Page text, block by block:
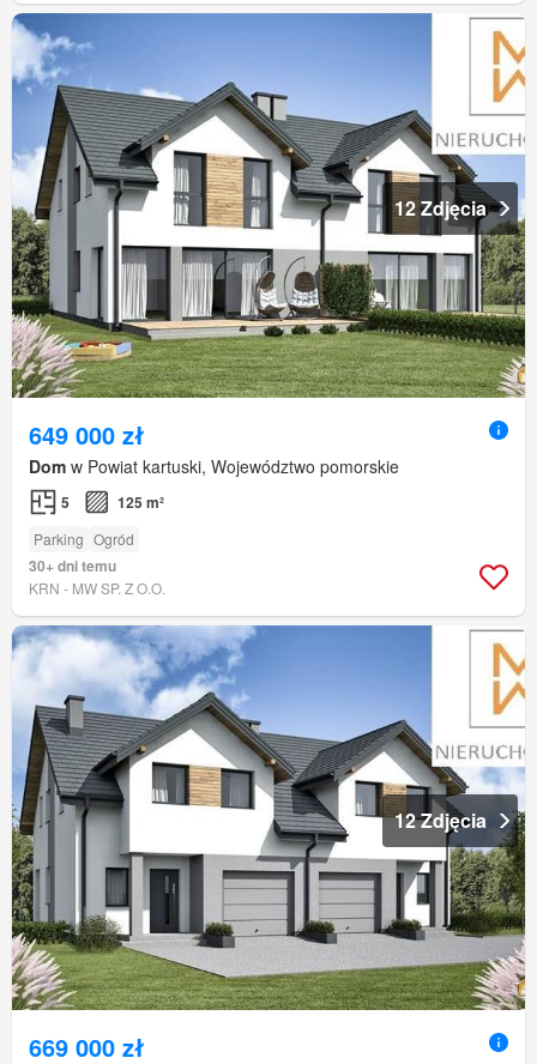
12 Zdjęcia
649 000 zł
Dom w Powiat kartuski, Województwo pomorskie
5 125 m²
Parking Ogród
30+ dni temu
KRN - MW SP. Z O.O.
12 Zdjęcia
669 000 zł